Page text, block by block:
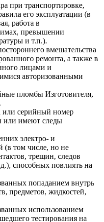
при транспортировке,
его эксплуатации (в
работа в
превышении
и т.п.).
вмешательства
ремонта, а также в
лицами и
авторизованными
пломбы Изготовителя,
или серийный номер
или имеют следы
электро- и
(в том числе, но не
трещин, следов
способных повлиять на
попаданием внутрь
предметов, жидкостей,
использованием
тестирования на